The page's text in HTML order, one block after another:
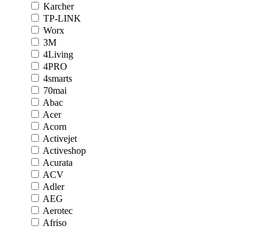
Karcher
TP-LINK
Worx
3M
4Living
4PRO
4smarts
70mai
Abac
Acer
Acorn
Activejet
Activeshop
Acurata
ACV
Adler
AEG
Aerotec
Afriso